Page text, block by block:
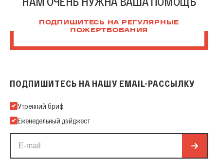
ПОДПИШИТЕСЬ НА РЕГУЛЯРНЫЕ
ПОЖЕРТВОВАНИЯ
ПОДПИШИТЕСЬ НА НАШУ EMAIL-РАССЫЛКУ
Подпишитесь на нашу Email-рассылку
Утренний бриф
Еженедельный дайджест